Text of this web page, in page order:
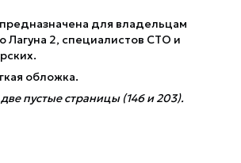
для владельцам
Лагуна 2, специалистов СТО и
обложка.
пустые страницы (146 и 203).